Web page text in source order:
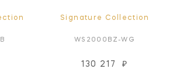
Signature Collection
WS2000BZ-WG
130 217 ₽